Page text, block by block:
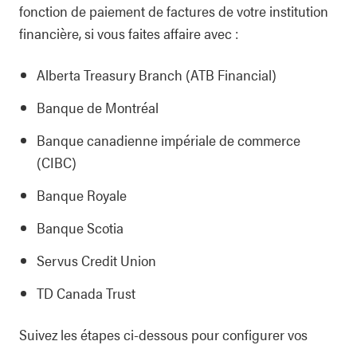
fonction de paiement de factures de votre institution
financière, si vous faites affaire avec :
Alberta Treasury Branch (ATB Financial)
Banque de Montréal
Banque canadienne impériale de commerce
(CIBC)
Banque Royale
Banque Scotia
Servus Credit Union
TD Canada Trust
Suivez les étapes ci-dessous pour configurer vos